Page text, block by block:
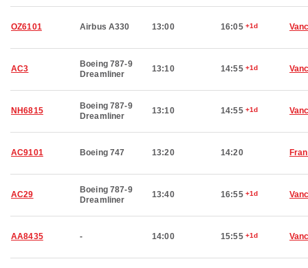
OZ6101 Airbus A330 13:00 16:05 +1d
AC3
Boeing 787-9
Dreamliner
13:10 14:55 +1d
NH6815
Boeing 787-9
Dreamliner
13:10 14:55 +1d
AC9101 Boeing 747 13:20 14:20
AC29
Boeing 787-9
Dreamliner
13:40 16:55 +1d
AA8435 - 14:00 15:55 +1d